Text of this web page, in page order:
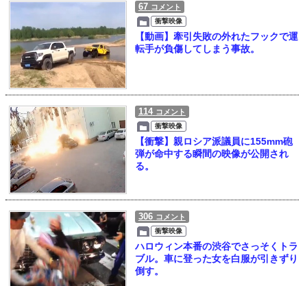
67 コメント
衝撃映像
【動画】牽引失敗の外れたフックで運
転手が負傷してしまう事故。
114 コメント
衝撃映像
【衝撃】親ロシア派議員に155mm砲
弾が命中する瞬間の映像が公開され
る。
306 コメント
衝撃映像
ハロウィン本番の渋谷でさっそくトラ
ブル。車に登った女を白服が引きずり
倒す。